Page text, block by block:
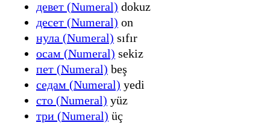
девет (Numeral) dokuz
десет (Numeral) on
нула (Numeral) sıfır
осам (Numeral) sekiz
пет (Numeral) beş
седам (Numeral) yedi
сто (Numeral) yüz
три (Numeral) üç